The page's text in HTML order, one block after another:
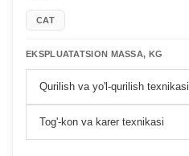
CAT
EKSPLUATATSION MASSA, KG
Qurilish va yo'l-qurilish texnikasi
Tog'-kon va karer texnikasi